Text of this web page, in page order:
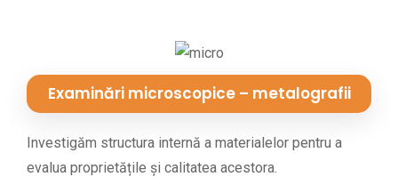
Examinări microscopice – metalografii
Investigăm structura internă a materialelor pentru a
evalua proprietățile și calitatea acestora.